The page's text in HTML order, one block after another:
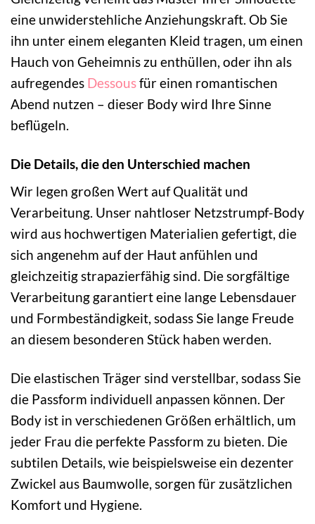
eine unwiderstehliche Anziehungskraft. Ob Sie
ihn unter einem eleganten Kleid tragen, um einen
Hauch von Geheimnis zu enthüllen, oder ihn als
aufregendes Dessousfür einen romantischen
Abend nutzen – dieser Body wird Ihre Sinne
beflügeln.
Die Details, die den Unterschied machen
Wir legen großen Wert auf Qualität und
Verarbeitung. Unser nahtloser Netzstrumpf-Body
wird aus hochwertigen Materialien gefertigt, die
sich angenehm auf der Haut anfühlen und
gleichzeitig strapazierfähig sind. Die sorgfältige
Verarbeitung garantiert eine lange Lebensdauer
und Formbeständigkeit, sodass Sie lange Freude
an diesem besonderen Stück haben werden.
Die elastischen Träger sind verstellbar, sodass Sie
die Passform individuell anpassen können. Der
Body ist in verschiedenen Größen erhältlich, um
jeder Frau die perfekte Passform zu bieten. Die
subtilen Details, wie beispielsweise ein dezenter
Zwickel aus Baumwolle, sorgen für zusätzlichen
Komfort und Hygiene.